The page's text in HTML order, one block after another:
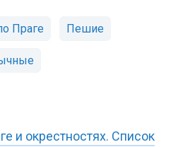
Праге Пешие
и окрестностях. Список